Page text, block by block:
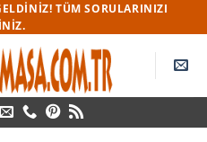
TÜM SORULARINIZI